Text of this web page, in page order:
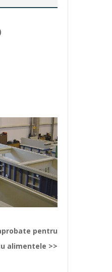
pentru
alimentele >>